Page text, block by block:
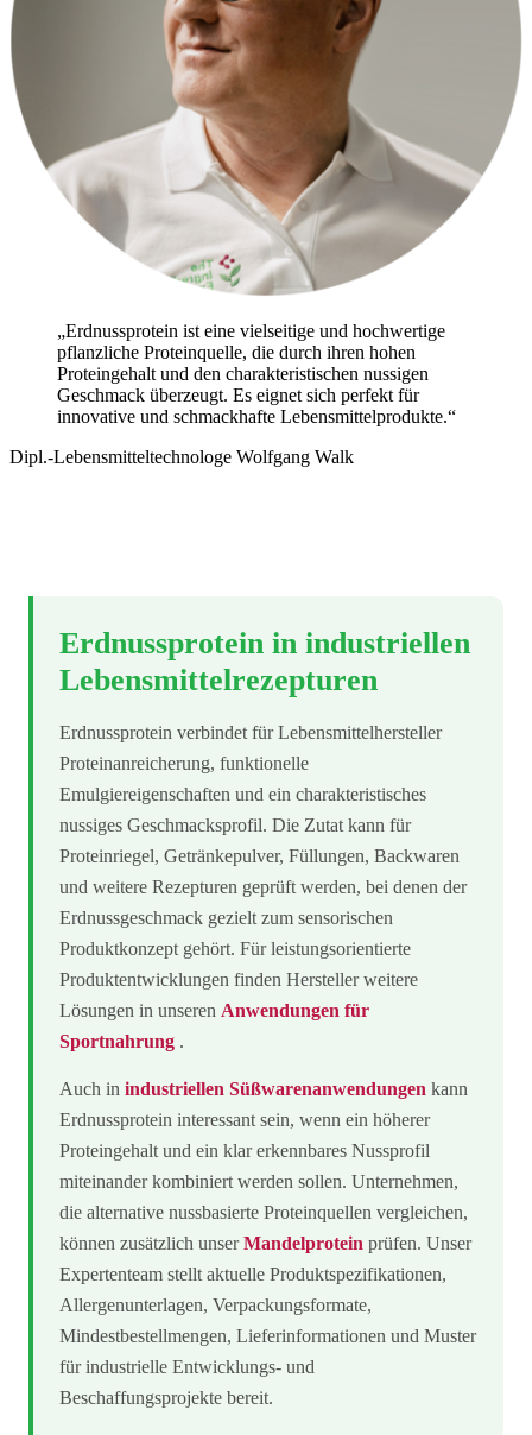
„Erdnussprotein ist eine vielseitige und hochwertige
pflanzliche Proteinquelle, die durch ihren hohen
Proteingehalt und den charakteristischen nussigen
Geschmack überzeugt. Es eignet sich perfekt für
innovative und schmackhafte Lebensmittelprodukte.“
Dipl.-Lebensmitteltechnologe Wolfgang Walk
Erdnussprotein in industriellen
Lebensmittelrezepturen
Erdnussprotein verbindet für Lebensmittelhersteller
Proteinanreicherung, funktionelle
Emulgiereigenschaften und ein charakteristisches
nussiges Geschmacksprofil. Die Zutat kann für
Proteinriegel, Getränkepulver, Füllungen, Backwaren
und weitere Rezepturen geprüft werden, bei denen der
Erdnussgeschmack gezielt zum sensorischen
Produktkonzept gehört. Für leistungsorientierte
Produktentwicklungen finden Hersteller weitere
Lösungen in unseren Anwendungen für
Sportnahrung .
Auch in industriellen Süßwarenanwendungen kann
Erdnussprotein interessant sein, wenn ein höherer
Proteingehalt und ein klar erkennbares Nussprofil
miteinander kombiniert werden sollen. Unternehmen,
die alternative nussbasierte Proteinquellen vergleichen,
können zusätzlich unserMandelprotein prüfen. Unser
Expertenteam stellt aktuelle Produktspezifikationen,
Allergenunterlagen, Verpackungsformate,
Mindestbestellmengen, Lieferinformationen und Muster
für industrielle Entwicklungs- und
Beschaffungsprojekte bereit.